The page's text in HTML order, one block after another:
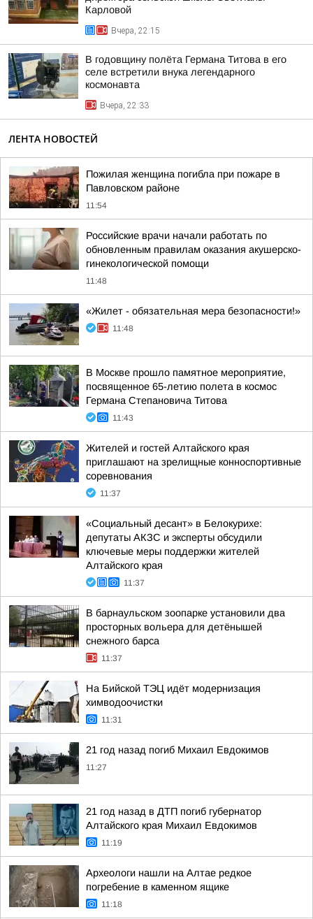
Карловой
Вчера, 22:15
В годовщину полёта Германа Титова в его
селе встретили внука легендарного
космонавта
Вчера, 22:33
ЛЕНТА НОВОСТЕЙ
Пожилая женщина погибла при пожаре в
Павловском районе
11:54
Российские врачи начали работать по
обновленным правилам оказания акушерско-
гинекологической помощи
11:48
«Жилет - обязательная мера безопасности!»
11:48
В Москве прошло памятное мероприятие,
посвященное 65-летию полета в космос
Германа Степановича Титова
11:43
Жителей и гостей Алтайского края
приглашают на зрелищные конноспортивные
соревнования
11:37
«Социальный десант» в Белокурихе:
депутаты АКЗС и эксперты обсудили
ключевые меры поддержки жителей
Алтайского края
11:37
В барнаульском зоопарке установили два
просторных вольера для детёнышей
снежного барса
11:37
На Бийской ТЭЦ идёт модернизация
химводоочистки
11:31
21 год назад погиб Михаил Евдокимов
11:27
21 год назад в ДТП погиб губернатор
Алтайского края Михаил Евдокимов
11:19
Археологи нашли на Алтае редкое
погребение в каменном ящике
11:18